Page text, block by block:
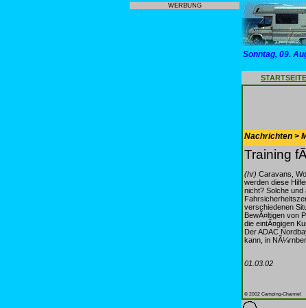
WERBUNG
Sonntag, 09.
STARTSEITE
Nachrichten >
Training
(hr) Caravans,
werden diese
nicht? Solche
verschiedenen
BewÃ¤ltigen von
die eintÃ¤gigen
Der ADAC
kann, in
01.03.02
© 2002 Camping-Channel